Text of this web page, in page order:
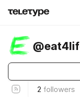
2 followers